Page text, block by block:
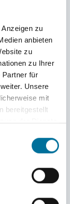
zu
anbieten
zu
zu Ihrer
Partner für
Unsere
mit
bereitgestellt
der Dienste
Agent an der
aus
einem U-Boot